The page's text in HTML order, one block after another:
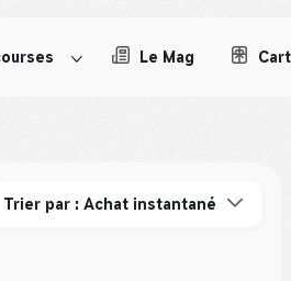
Le Mag
Trier par : Achat instantané